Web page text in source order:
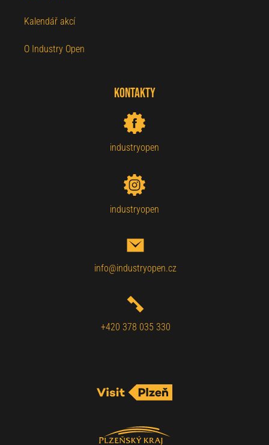
Kalendář akcí
O Industry Open
Kontakty
industryopen
industryopen
info@industryopen.cz
+420 378 035 330